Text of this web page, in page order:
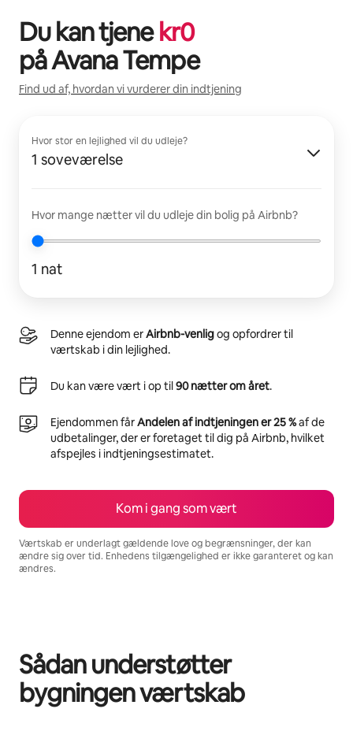
Du kan tjenekr0
påAvana Tempe
Find ud af, hvordan vi vurderer din indtjening
Hvor stor en lejlighed vil du udleje?
1 soveværelse
Hvor mange nætter vil du udleje din bolig på Airbnb?
1 nat
Denne ejendom erAirbnb-venligog opfordrer til
værtskab i din lejlighed.
Du kan være vært i op til90 nætter om året.
Ejendommen fårAndelen af indtjeningen er 25 %af de
udbetalinger, der er foretaget til dig på Airbnb, hvilket
afspejles i indtjeningsestimatet.
Kom i gang som vært
Værtskab er underlagt gældende love og begrænsninger, der kan
ændre sig over tid. Enhedens tilgængelighed er ikke garanteret og kan
ændres.
Sådan understøtter
bygningen værtskab